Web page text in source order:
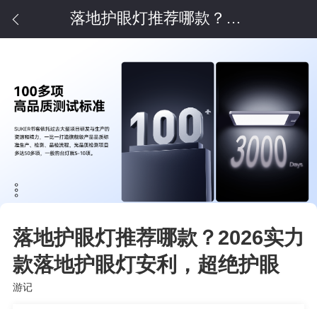
落地护眼灯推荐哪款？2026实力款落地护眼灯安利，超绝护眼
落地护眼灯推荐哪款？2026实力
款落地护眼灯安利，超绝护眼
游记